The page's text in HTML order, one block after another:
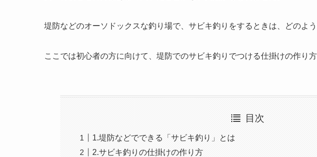
堤防などのオーソドックスな釣り場で、サビキ釣りをするときは、どのよ
ここでは初心者の方に向けて、堤防でのサビキ釣りでつける仕掛けの作り方
目次
1.堤防などでできる「サビキ釣り」とは
2.サビキ釣りの仕掛けの作り方